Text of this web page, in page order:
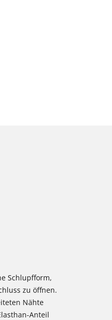
Schlupfform,
zu öffnen.
Nähte
Anteil